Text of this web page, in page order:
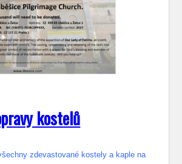
kostelů
zdevastované kostely a kaple na